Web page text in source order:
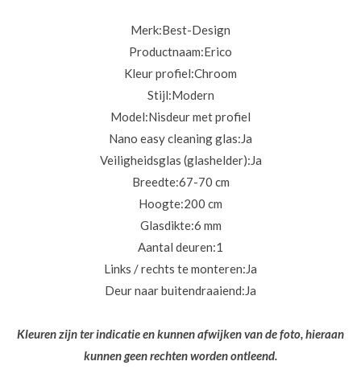
Merk:Best-Design
Productnaam:Erico
Kleur profiel:Chroom
Stijl:Modern
Model:Nisdeur met profiel
Nano easy cleaning glas:Ja
Veiligheidsglas (glashelder):Ja
Breedte:67-70 cm
Hoogte:200 cm
Glasdikte:6 mm
Aantal deuren:1
Links / rechts te monteren:Ja
Deur naar buitendraaiend:Ja
Kleuren zijn ter indicatie en kunnen afwijken van de foto, hieraan
kunnen geen rechten worden ontleend.